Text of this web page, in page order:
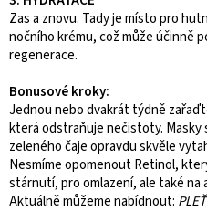
Zas a znovu. Tady je místo pro
nočního krému, což může účinně
regenerace.
Bonusové kroky:
Jednou nebo dvakrát týdně
která odstraňuje nečistoty. Masky
zeleného čaje opravdu skvěle
Nesmíme opomenout Retinol,
stárnutí, pro omlazení, ale také na
Aktuálně můžeme nabídnout: